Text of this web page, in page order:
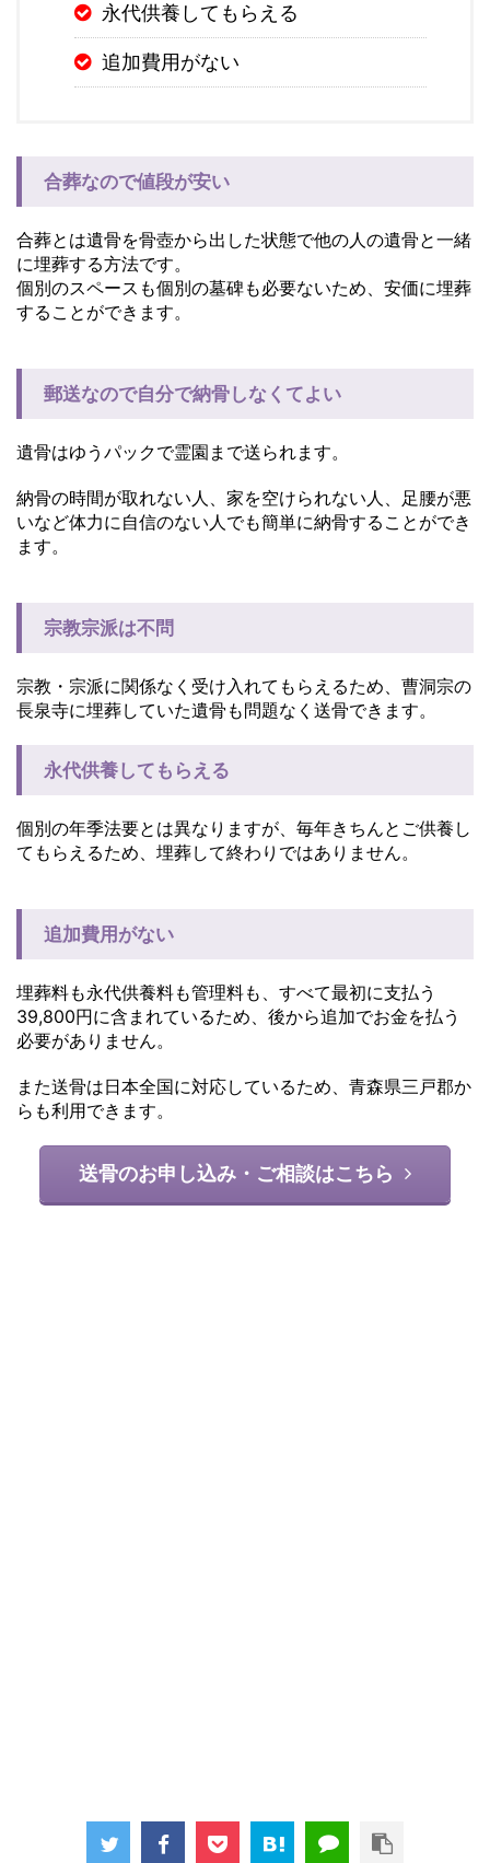
永代供養してもらえる
追加費用がない
合葬なので値段が安い
合葬とは遺骨を骨壺から出した状態で他の人の遺骨と一緒
に埋葬する方法です。
個別のスペースも個別の墓碑も必要ないため、安価に埋葬
することができます。
郵送なので自分で納骨しなくてよい
遺骨はゆうパックで霊園まで送られます。
納骨の時間が取れない人、家を空けられない人、足腰が悪
いなど体力に自信のない人でも簡単に納骨することができ
ます。
宗教宗派は不問
宗教・宗派に関係なく受け入れてもらえるため、曹洞宗の
長泉寺に埋葬していた遺骨も問題なく送骨できます。
永代供養してもらえる
個別の年季法要とは異なりますが、毎年きちんとご供養し
てもらえるため、埋葬して終わりではありません。
追加費用がない
埋葬料も永代供養料も管理料も、すべて最初に支払う
39,800円に含まれているため、後から追加でお金を払う
必要がありません。
また送骨は日本全国に対応しているため、青森県三戸郡か
らも利用できます。
送骨のお申し込み・ご相談はこちら